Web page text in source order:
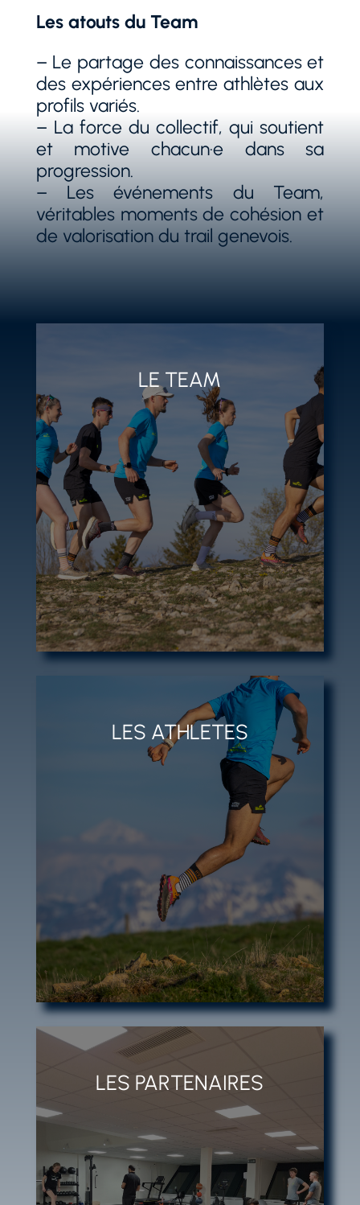
Les atouts du Team
– Le partage des connaissances et
des expériences entre athlètes aux
profils variés.
– La force du collectif, qui soutient
et motive chacun·e dans sa
progression.
– Les événements du Team,
véritables moments de cohésion et
de valorisation du trail genevois.
LE TEAM
DHADHADFHD
LES ATHLETES
DHADHADFHD
CLICS
LES PARTENAIRES
DHADHADFHD